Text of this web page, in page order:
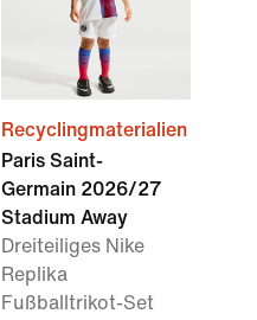
Recyclingmaterialien
Paris Saint-
Germain 2026/27
Stadium Away
Dreiteiliges Nike
Replika
Fußballtrikot-Set